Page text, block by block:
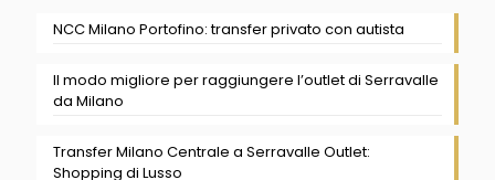
NCC Milano Portofino: transfer privato con autista
Il modo migliore per raggiungere l’outlet di Serravalle
da Milano
Transfer Milano Centrale a Serravalle Outlet:
Shopping di Lusso